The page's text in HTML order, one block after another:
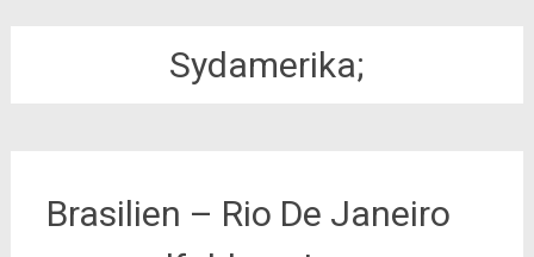
Sydamerika;
Brasilien – Rio De Janeiro